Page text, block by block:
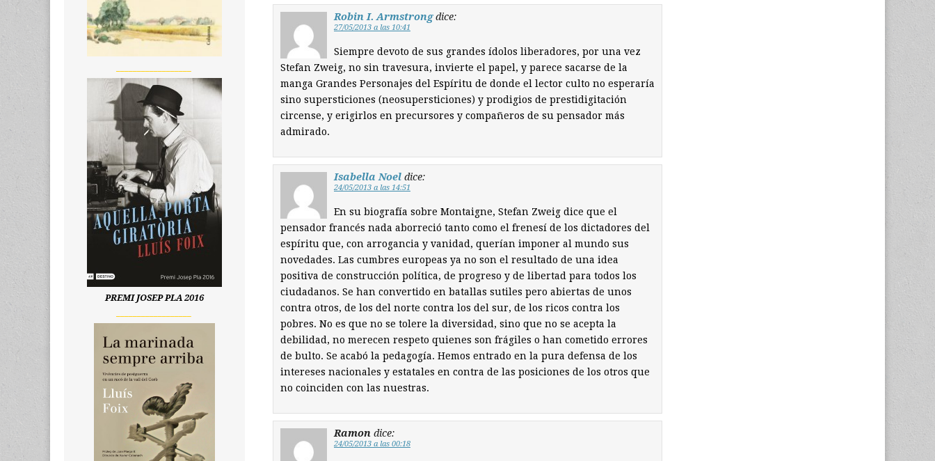
Robin I. Armstrong dice:
27/05/2013 a las 10:41
Siempre devoto de sus grandes ídolos liberadores, por una vez
Stefan Zweig, no sin travesura, invierte el papel, y parece sacarse de la
manga Grandes Personajes del Espíritu de donde el lector culto no esperaría
sino supersticiones (neosupersticiones) y prodigios de prestidigitación
circense, y erigirlos en precursores y compañeros de su pensador más
admirado.
Isabella Noel dice:
24/05/2013 a las 14:51
En su biografía sobre Montaigne, Stefan Zweig dice que el
pensador francés nada aborreció tanto como el frenesí de los dictadores del
espíritu que, con arrogancia y vanidad, querían imponer al mundo sus
novedades. Las cumbres europeas ya no son el resultado de una idea
positiva de construcción política, de progreso y de libertad para todos los
ciudadanos. Se han convertido en batallas sutiles pero abiertas de unos
contra otros, de los del norte contra los del sur, de los ricos contra los
pobres. No es que no se tolere la diversidad, sino que no se acepta la
debilidad, no merecen respeto quienes son frágiles o han cometido errores
de bulto. Se acabó la pedagogía. Hemos entrado en la pura defensa de los
intereses nacionales y estatales en contra de las posiciones de los otros que
no coinciden con las nuestras.
Ramon dice:
24/05/2013 a las 00:18
PREMI JOSEP PLA 2016